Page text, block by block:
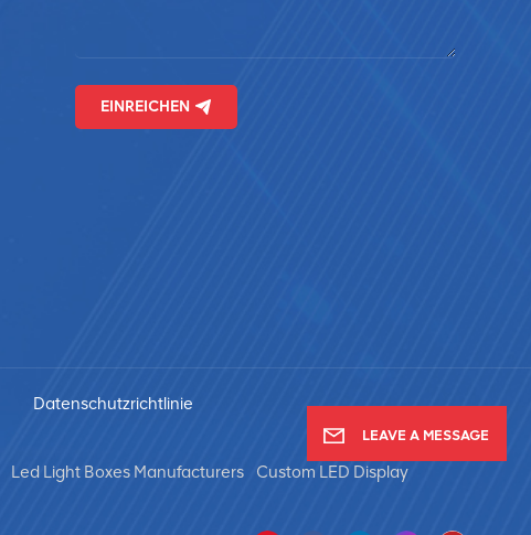
EINREICHEN
Datenschutzrichtlinie
Led Light Boxes Manufacturers
Custom LED Display
LEAVE A MESSAGE